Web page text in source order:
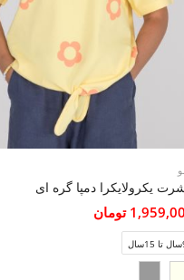
یکرولایکرا دمپا گره ای
تومان